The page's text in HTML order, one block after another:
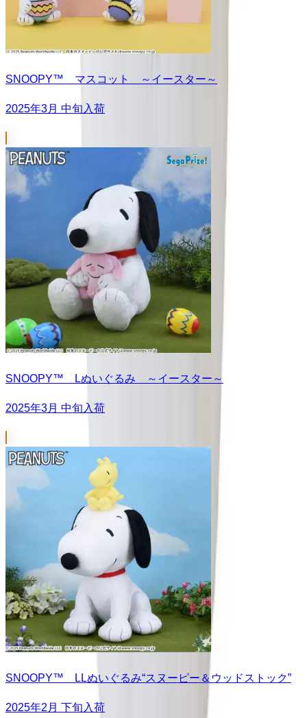
SNOOPY™ マスコット ～イースター～
2025年3月 中旬入荷
SNOOPY™ Lぬいぐるみ ～イースター～
2025年3月 中旬入荷
SNOOPY™ LLぬいぐるみ“スヌーピー＆ウッドストック”
2025年2月 下旬入荷